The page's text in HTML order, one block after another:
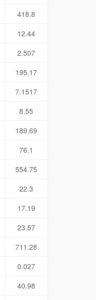
418.8
12.44
2.507
195.17
7.1517
8.55
189.69
76.1
554.75
22.3
17.19
23.57
711.28
0.027
40.98